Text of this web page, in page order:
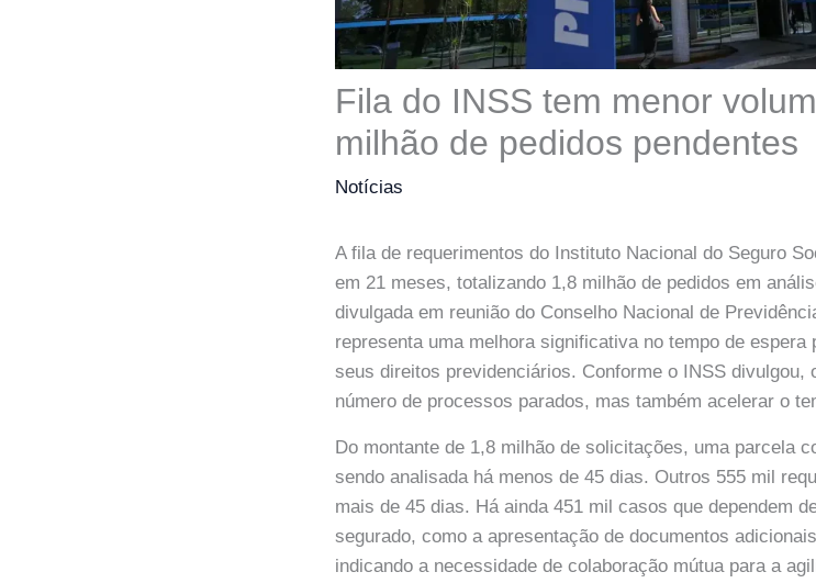
Fila do INSS tem menor
milhão de pedidos pendentes
Notícias
A fila de requerimentos do Instituto Nacional do Seguro
em 21 meses, totalizando 1,8 milhão de pedidos em
divulgada em reunião do Conselho Nacional de
representa uma melhora significativa no tempo de
seus direitos previdenciários. Conforme o INSS divulgou,
número de processos parados, mas também acelerar o
Do montante de 1,8 milhão de solicitações, uma parcela
sendo analisada há menos de 45 dias. Outros 555 mil
mais de 45 dias. Há ainda 451 mil casos que dependem
segurado, como a apresentação de documentos
indicando a necessidade de colaboração mútua para a